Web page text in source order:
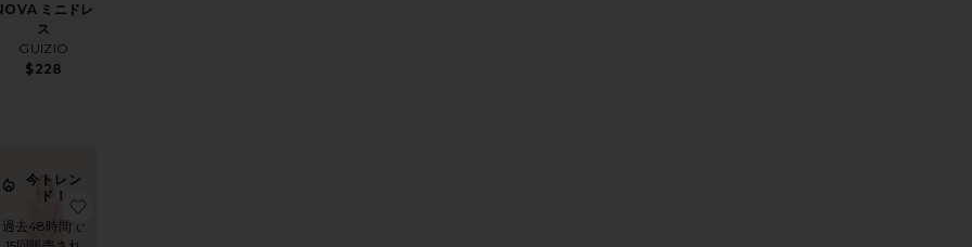
ミニドレ
ス
GUIZIO
$228
ミディスリットドレス
に入りELISAN ドレス
今トレン
ド！
過去48時間で